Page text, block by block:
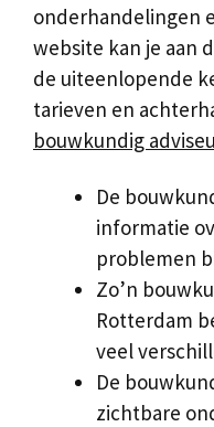
onderhandelingen
website kan je aan
de uiteenlopende
tarieven en
bouwkundig
De
informatie
problemen
Zo’n
Rotterdam
veel
De
zichtbare